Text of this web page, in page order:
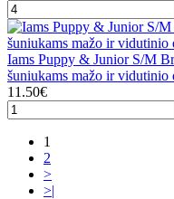
Iams Puppy & Junior S/M
šuniukams mažo ir
11.50€
1
2
>
>|